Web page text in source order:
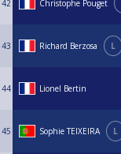
42 Christophe Pouget
43 Richard Berzosa L
44 Lionel Bertin
45 Sophie TEIXEIRA L